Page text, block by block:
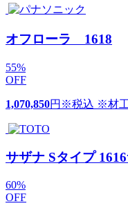
オフローラ 1618
55%
OFF
1,070,850円 ※税込 ※材
サザナ Sタイプ
60%
OFF